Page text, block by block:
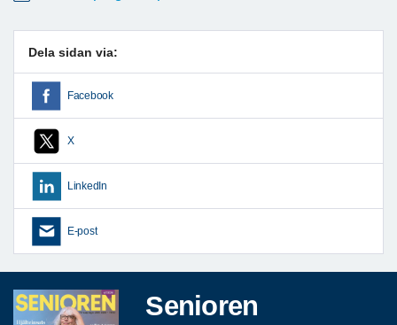
Dela sidan via:
Facebook
X
LinkedIn
E-post
Senioren